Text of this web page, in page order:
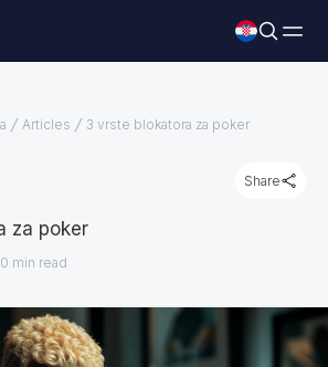
Articles 3 vrste blokatora za poker
Share
za poker
min read